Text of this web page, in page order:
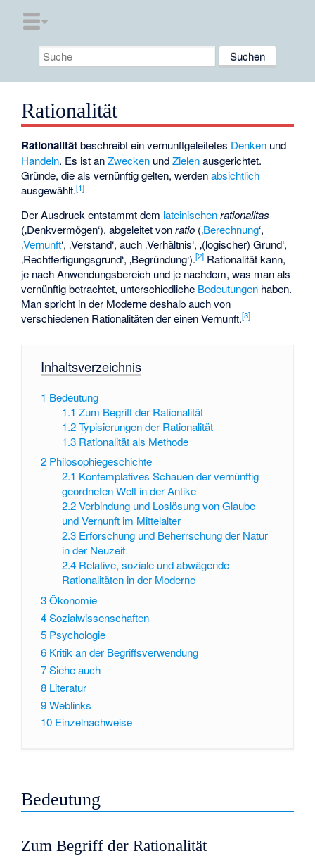
Rationalität
Rationalitätbeschreibt ein vernunftgeleitetes Denken und
Handeln. Es ist anZwecken undZielenausgerichtet.
Gründe, die als vernünftig gelten, werdenabsichtlich
ausgewählt.[1]
Der Ausdruck entstammt dem lateinischen rationalitas
(‚Denkvermögen‘), abgeleitet vonratio (‚Berechnung‘,
‚Vernunft‘, ‚Verstand‘, auch ‚Verhältnis‘, ‚(logischer) Grund‘,
‚Rechtfertigungsgrund‘, ‚Begründung‘).[2] Rationalität kann,
je nach Anwendungsbereich und je nachdem, was man als
vernünftig betrachtet, unterschiedliche Bedeutungen haben.
Man spricht in der Moderne deshalb auch von
verschiedenen Rationalitäten der einen Vernunft.[3]
Inhaltsverzeichnis
1 Bedeutung
1.1 Zum Begriff der Rationalität
1.2 Typisierungen der Rationalität
1.3 Rationalität als Methode
2 Philosophiegeschichte
2.1 Kontemplatives Schauen der vernünftig
geordneten Welt in der Antike
2.2 Verbindung und Loslösung von Glaube
und Vernunft im Mittelalter
2.3 Erforschung und Beherrschung der Natur
in der Neuzeit
2.4 Relative, soziale und abwägende
Rationalitäten in der Moderne
3Ökonomie
4Sozialwissenschaften
5 Psychologie
6 Kritik an der Begriffsverwendung
7Siehe auch
8 Literatur
9Weblinks
10 Einzelnachweise
Bedeutung
Zum Begriff der Rationalität